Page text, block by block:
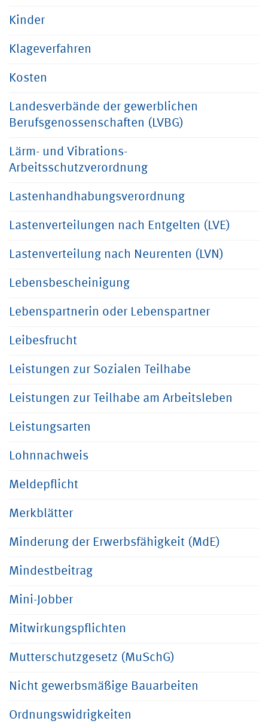
Kinder
Klageverfahren
Kosten
Landesverbände der gewerblichen
Berufsgenossenschaften (LVBG)
Lärm- und Vibrations-
Arbeitsschutzverordnung
Lastenhandhabungsverordnung
Lastenverteilungen nach Entgelten (LVE)
Lastenverteilung nach Neurenten (LVN)
Lebensbescheinigung
Lebenspartnerin oder Lebenspartner
Leibesfrucht
Leistungen zur Sozialen Teilhabe
Leistungen zur Teilhabe am Arbeitsleben
Leistungsarten
Lohnnachweis
Meldepflicht
Merkblätter
Minderung der Erwerbsfähigkeit (MdE)
Mindestbeitrag
Mini-Jobber
Mitwirkungspflichten
Mutterschutzgesetz (MuSchG)
Nicht gewerbsmäßige Bauarbeiten
Ordnungswidrigkeiten